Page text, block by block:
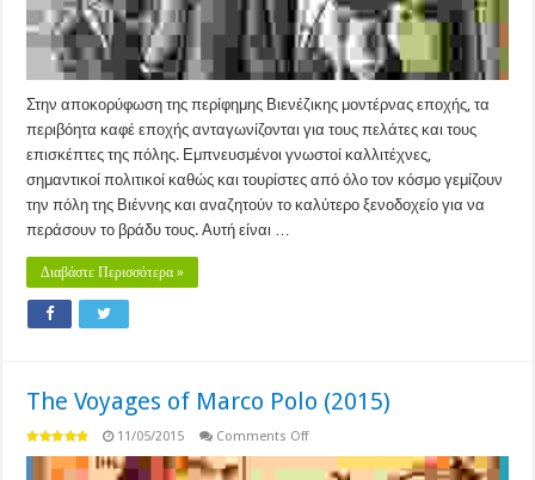
Στην αποκορύφωση της περίφημης Βιενέζικης μοντέρνας εποχής, τα
περιβόητα καφέ εποχής ανταγωνίζονται για τους πελάτες και τους
επισκέπτες της πόλης. Εμπνευσμένοι γνωστοί καλλιτέχνες,
σημαντικοί πολιτικοί καθώς και τουρίστες από όλο τον κόσμο γεμίζουν
την πόλη της Βιέννης και αναζητούν το καλύτερο ξενοδοχείο για να
περάσουν το βράδυ τους. Αυτή είναι …
Διαβάστε Περισσότερα »
The Voyages of Marco Polo (2015)
11/05/2015 Comments Offon
Voyages